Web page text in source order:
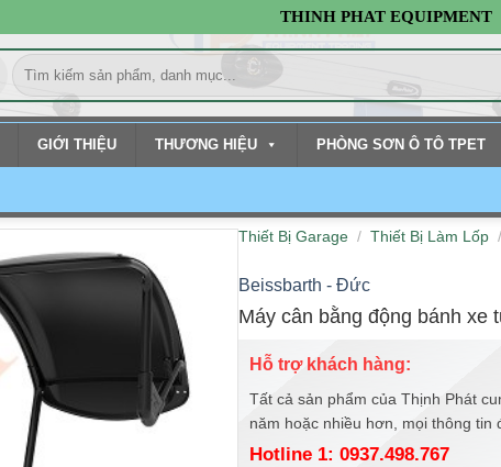
THINH PHAT EQUIPMENT
Tìm
kiếm:
GIỚI THIỆU THƯƠNG HIỆU PHÒNG SƠN Ô TÔ TPET
Thiết Bị Garage / Thiết Bị Làm Lốp /
Beissbarth - Đức
Máy cân bằng động bánh xe
Hỗ trợ khách hàng:
Tất cả sản phẩm của Thịnh Phát
năm hoặc nhiều hơn, mọi thông tin
Hotline 1: 0937.498.767